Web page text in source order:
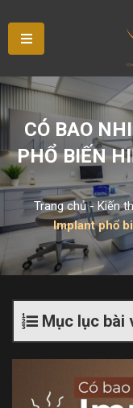
CÓ BAO
PHỔ BIẾN
Trang chủ- Kiến
Implant phổ
Mục lục bài